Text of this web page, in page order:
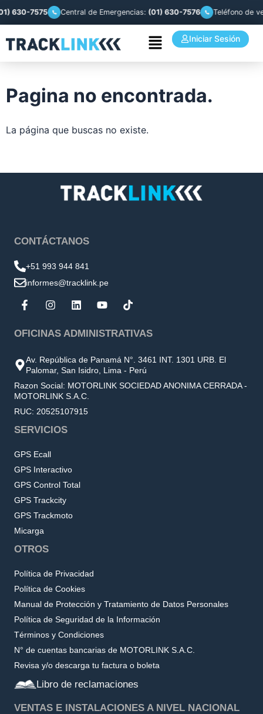
630-7575 Central de Emergencias:(01) 630-7576 Teléfono de
Iniciar Sesión
Pagina no encontrada.
La página que buscas no existe.
CONTÁCTANOS
+51 993 944 841
informes@tracklink.pe
OFICINAS ADMINISTRATIVAS
Av. República de Panamá N°. 3461 INT. 1301 URB. El
Palomar, San Isidro, Lima - Perú
Razon Social: MOTORLINK SOCIEDAD ANONIMA CERRADA -
MOTORLINK S.A.C.
RUC: 20525107915
SERVICIOS
GPS Ecall
GPS Interactivo
GPS Control Total
GPS Trackcity
GPS Trackmoto
Micarga
OTROS
Política de Privacidad
Política de Cookies
Manual de Protección y Tratamiento de Datos Personales
Política de Seguridad de la Información
Términos y Condiciones
N° de cuentas bancarias de MOTORLINK S.A.C.
Revisa y/o descarga tu factura o boleta
Libro de reclamaciones
VENTAS E INSTALACIONES A NIVEL NACIONAL